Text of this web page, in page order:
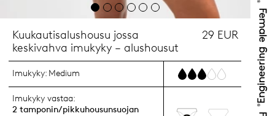
Kuukautisalushousu jossa
keskivahva imukyky – alushousut
29 EUR
Imukyky: Medium
Imukyky vastaa:
2 tamponin/pikkuhousunsuojan